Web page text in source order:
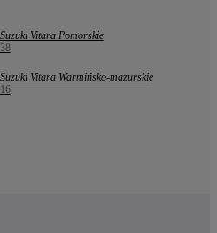
Suzuki Vitara Pomorskie
38
Suzuki Vitara Warmińsko-mazurskie
16